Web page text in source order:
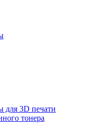
для 3D печати
тонера